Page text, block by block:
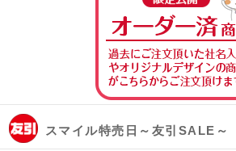
スマイル特売日～友引SALE～